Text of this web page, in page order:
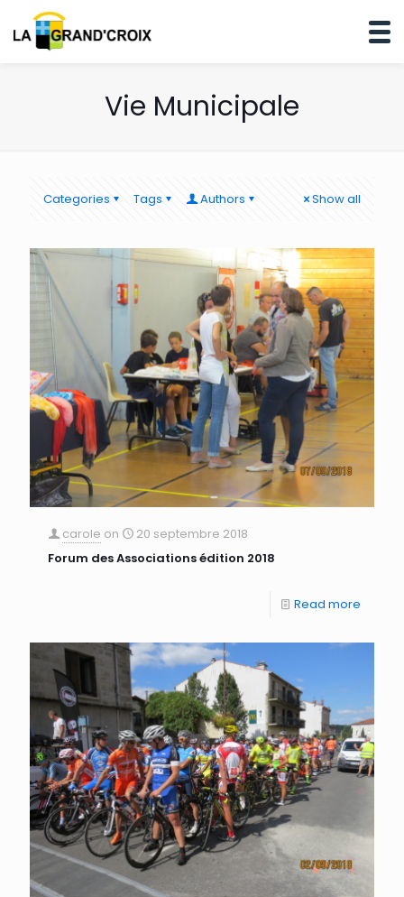
Vie Municipale
Categories Tags Authors Show all
carole on
20 septembre 2018
Forum des Associations édition 2018
Read more